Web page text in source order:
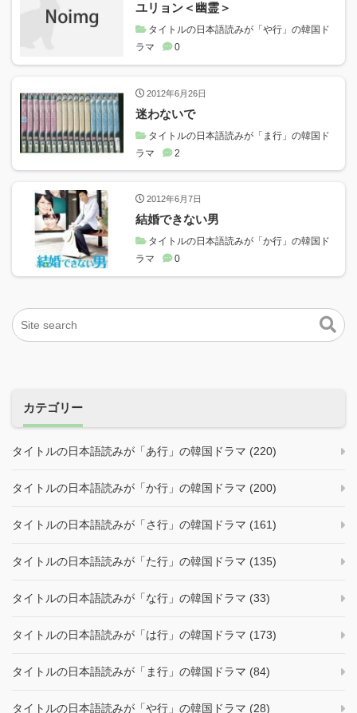
ユリョン＜幽霊＞
タイトルの日本語読みが「や行」の韓国ド
ラマ
0
2012年6月26日
迷わないで
タイトルの日本語読みが「ま行」の韓国ド
ラマ
2
2012年6月7日
結婚できない男
タイトルの日本語読みが「か行」の韓国ド
ラマ
0
カテゴリー
タイトルの日本語読みが「あ行」の韓国ドラマ (220)
タイトルの日本語読みが「か行」の韓国ドラマ (200)
タイトルの日本語読みが「さ行」の韓国ドラマ (161)
タイトルの日本語読みが「た行」の韓国ドラマ (135)
タイトルの日本語読みが「な行」の韓国ドラマ (33)
タイトルの日本語読みが「は行」の韓国ドラマ (173)
タイトルの日本語読みが「ま行」の韓国ドラマ (84)
タイトルの日本語読みが「や行」の韓国ドラマ (28)